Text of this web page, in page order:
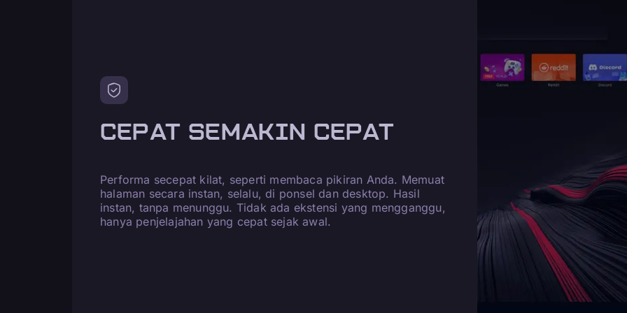
CEPAT SEMAKIN CEPAT
Performa secepat kilat, seperti membaca pikiran Anda. Memuat
halaman secara instan, selalu, di ponsel dan desktop. Hasil
instan, tanpa menunggu. Tidak ada ekstensi yang mengganggu,
hanya penjelajahan yang cepat sejak awal.